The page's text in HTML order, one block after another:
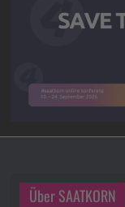
Über SAATKORN